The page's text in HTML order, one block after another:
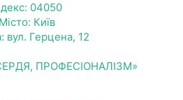
04050
Місто: Київ
вул. Герцена, 12
ПРОФЕСІОНАЛІЗМ»